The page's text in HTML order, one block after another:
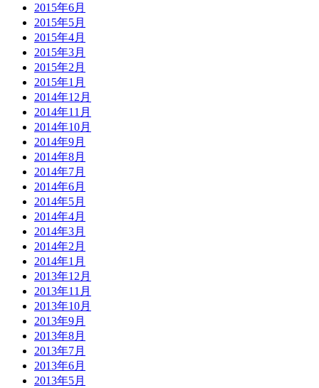
2015年6月
2015年5月
2015年4月
2015年3月
2015年2月
2015年1月
2014年12月
2014年11月
2014年10月
2014年9月
2014年8月
2014年7月
2014年6月
2014年5月
2014年4月
2014年3月
2014年2月
2014年1月
2013年12月
2013年11月
2013年10月
2013年9月
2013年8月
2013年7月
2013年6月
2013年5月